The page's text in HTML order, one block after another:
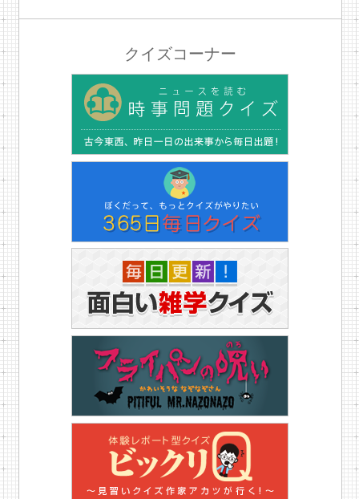
クイズコーナー